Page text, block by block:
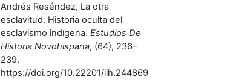
Andrés Reséndez, La otra
esclavitud. Historia oculta del
esclavismo indígena. Estudios De
Historia Novohispana, (64), 236–
239.
https://doi.org/10.22201/iih.244869